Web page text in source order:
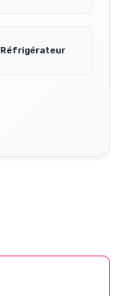
Réfrigérateur